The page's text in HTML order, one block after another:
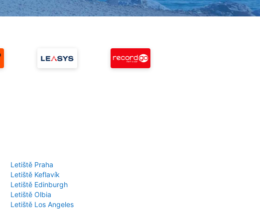
Letiště Praha
Letiště Keflavík
Letiště Edinburgh
Letiště Olbia
Letiště Los Angeles